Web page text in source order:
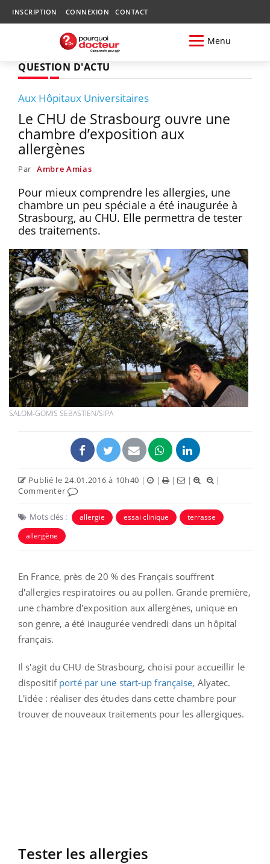
INSCRIPTION CONNEXION CONTACT
Menu
QUESTION D'ACTU
Aux Hôpitaux Universitaires
Le CHU de Strasbourg ouvre une
chambre d’exposition aux
allergènes
Par Ambre Amias
Pour mieux comprendre les allergies, une
chambre un peu spéciale a été inaugurée à
Strasbourg, au CHU. Elle permettra de tester
des traitements.
SALOM-GOMIS SEBASTIEN/SIPA
Publié le 24.01.2016 à 10h40 | | | |
|
Commenter
Mots clés : allergie essai clinique
terrasse
allergène
En France, près de 20 % des Français souffrent
d'allergies respiratoires ou au pollen. Grande première,
une chambre d'exposition aux allergènes, unique en
son genre, a été inaugurée vendredi dans un hôpital
français.
Il s'agit du CHU de Strasbourg, choisi pour accueillir le
dispositif porté par une start-up française, Alyatec.
L'idée : réaliser des études dans cette chambre pour
trouver de nouveaux traitements pour les allergiques.
Tester les allergies